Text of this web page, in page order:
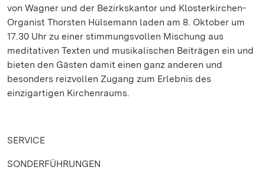
von Wagner und der Bezirkskantor und Klosterkirchen-
Organist Thorsten Hülsemann laden am 8. Oktober um
17.30 Uhr zu einer stimmungsvollen Mischung aus
meditativen Texten und musikalischen Beiträgen ein und
bieten den Gästen damit einen ganz anderen und
besonders reizvollen Zugang zum Erlebnis des
einzigartigen Kirchenraums.
SERVICE
SONDERFÜHRUNGEN